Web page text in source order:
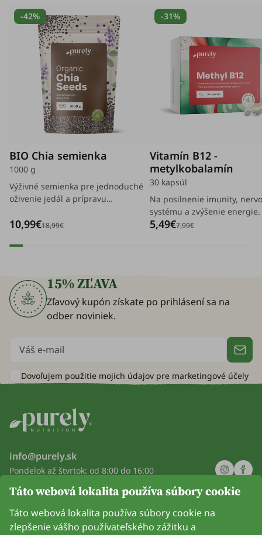
Táto webová lokalita používa súbory cookie
Táto webová lokalita používa súbory cookie na
zlepšenie vášho používateľského zážitku a
-42%
BIO Chia semienka
1000 g
Výživné semienka pre jednoduché
oživenie jedál a prípravu
10,99€18,99€
-31%
Vitamín B12 -
metylkobalamín
30 kapsúl
Na posilnenie imunity,
systému a zvýšenie energie.
5,49€7,99€
15% ZĽAVA
Zľavový kupón získate po prihlásení sa na
odber noviniek.
Dovoľujem použitie mojich údajov pre marketingové účely
info@purely.sk
Pondelok až štvrtok: od 8:00 do 16:00